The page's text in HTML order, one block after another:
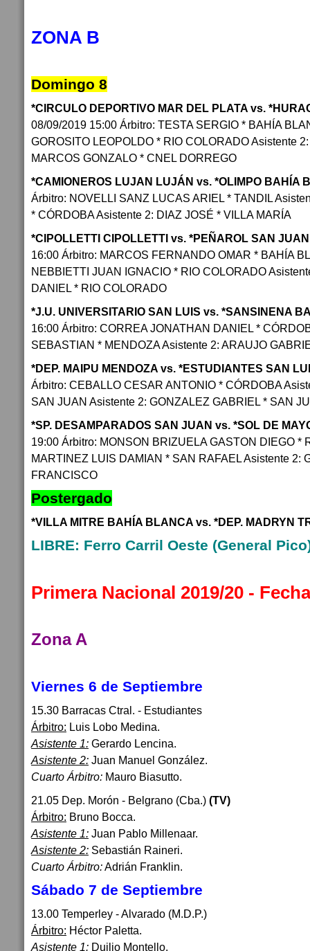
ZONA B
Domingo 8
*CIRCULO DEPORTIVO MAR DEL PLATA vs.
08/09/2019 15:00 Árbitro: TESTA SERGIO * BAHÍA
GOROSITO LEOPOLDO * RIO COLORADO Asistente
MARCOS GONZALO * CNEL DORREGO
*CAMIONEROS LUJAN LUJÁN vs. *OLIMPO BAHÍA
Árbitro: NOVELLI SANZ LUCAS ARIEL * TANDIL
* CÓRDOBA Asistente 2: DIAZ JOSÉ * VILLA MARÍA
*CIPOLLETTI CIPOLLETTI vs. *PEÑAROL SAN
16:00 Árbitro: MARCOS FERNANDO OMAR * BAHÍA
NEBBIETTI JUAN IGNACIO * RIO COLORADO
DANIEL * RIO COLORADO
*J.U. UNIVERSITARIO SAN LUIS vs. *SANSINENA
16:00 Árbitro: CORREA JONATHAN DANIEL *
SEBASTIAN * MENDOZA Asistente 2: ARAUJO
*DEP. MAIPU MENDOZA vs. *ESTUDIANTES SAN
Árbitro: CEBALLO CESAR ANTONIO * CÓRDOBA
SAN JUAN Asistente 2: GONZALEZ GABRIEL * SAN
*SP. DESAMPARADOS SAN JUAN vs. *SOL DE
19:00 Árbitro: MONSON BRIZUELA GASTON DIEGO *
MARTINEZ LUIS DAMIAN * SAN RAFAEL Asistente 2:
FRANCISCO
Postergado
*VILLA MITRE BAHÍA BLANCA vs. *DEP. MADRYN
LIBRE: Ferro Carril Oeste (General
Primera Nacional 2019/20 -
Zona A
Viernes 6 de Septiembre
15.30 Barracas Ctral. - Estudiantes
Árbitro: Luis Lobo Medina.
Asistente 1: Gerardo Lencina.
Asistente 2: Juan Manuel González.
Cuarto Árbitro: Mauro Biasutto.
21.05 Dep. Morón - Belgrano (Cba.) (TV)
Árbitro: Bruno Bocca.
Asistente 1: Juan Pablo Millenaar.
Asistente 2: Sebastián Raineri.
Cuarto Árbitro:Adrián Franklin.
Sábado 7 de Septiembre
13.00 Temperley - Alvarado (M.D.P.)
Árbitro: Héctor Paletta.
Asistente 1: Duilio Montello.